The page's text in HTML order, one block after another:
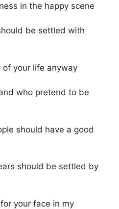
in the happy scene
be settled with
of your life anyway
who pretend to be
should have a good
should be settled by
your face in my